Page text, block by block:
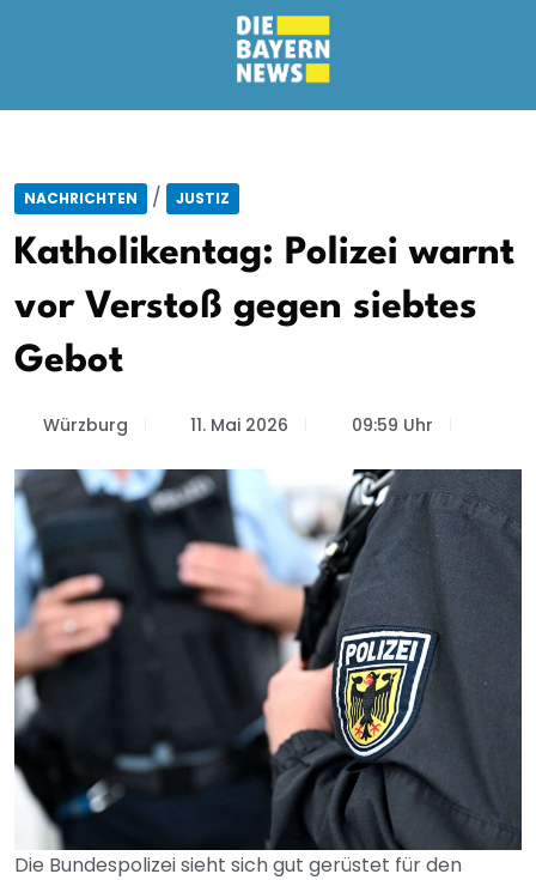
NACHRICHTEN / JUSTIZ
Katholikentag: Polizei warnt
vor Verstoß gegen siebtes
Gebot
Würzburg 11. Mai 2026 09:59 Uhr
Die Bundespolizei sieht sich gut gerüstet für den